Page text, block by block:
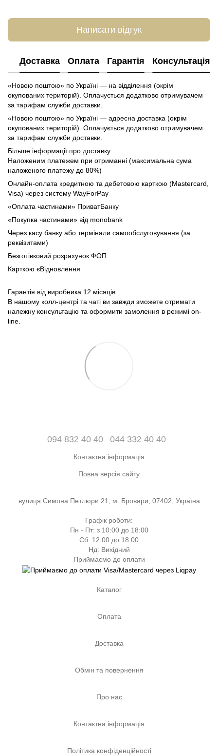
Написати відгук
Доставка Оплата Гарантія Консультація
«Новою поштою» по Україні — на відділення (окрім
окупованих територій). Оплачується додатково отримувачем
за тарифам служби доставки.
«Новою поштою» по Україні — адресна доставка (окрім
окупованих територій). Оплачується додатково отримувачем
за тарифам служби доставки.
Більше інформації про доставку
Наложеним платежем при отриманні (максимальна сума
наложеного платежу до 80%)
Онлайн-оплата кредитною та дебетовою карткою (Mastercard,
Visa) через систему WayForPay
«Оплата частинами» ПриватБанку
«Покупка частинами» від monobank
Через касу банку або термінали самообслуговування (за
реквізитами)
Безготівковий розрахунок ФОП
Карткою єВідновлення
Гарантія від виробника 12 місяців
В нашому колл-центрі та чаті ви завжди зможете отримати
належну консультацію та оформити замолення в режимі on-
line.
094 832 40 40 044 332 40 40
Контактна інформація
Повна версія сайту
вулиця Симона Петлюри 21, м. Бровари, 07402, Україна
Графік роботи:
Пн - Пт: з 10:00 до 18:00
Сб: 12:00 до 18:00
Нд: Вихідний
Приймаємо до оплати
Каталог
Оплата
Доставка
Обмін та повернення
Про нас
Контактна інформація
Політика конфіденційності